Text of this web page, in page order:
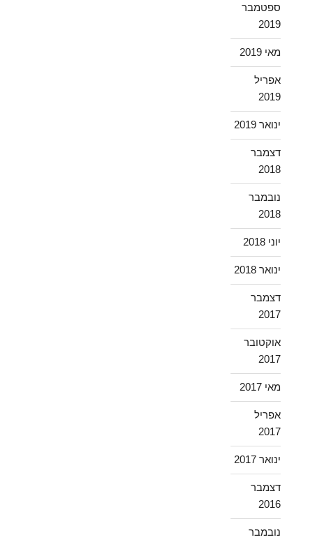
ספטמבר
2019
מאי 2019
אפריל
2019
ינואר 2019
דצמבר
2018
נובמבר
2018
יוני 2018
ינואר 2018
דצמבר
2017
אוקטובר
2017
מאי 2017
אפריל
2017
ינואר 2017
דצמבר
2016
נובמבר